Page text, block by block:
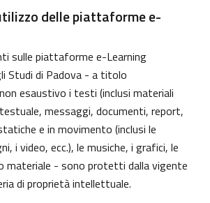
delle piattaforme e-
sulle piattaforme e-Learning
Studi di Padova - a titolo
esaustivo i testi (inclusi materiali
messaggi, documenti, report,
e in movimento (inclusi le
i video, ecc.), le musiche, i grafici, le
materiale - sono protetti dalla vigente
di proprietà intellettuale.